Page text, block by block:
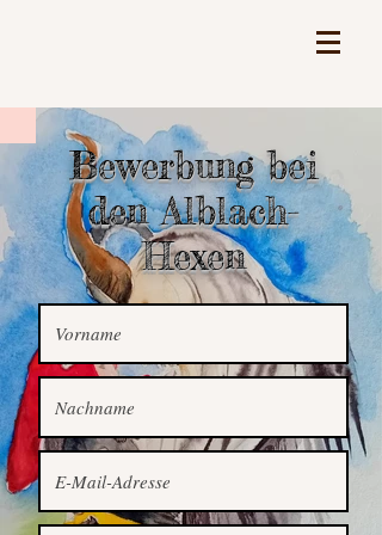
Bewerbung bei
den Alblach-
Hexen